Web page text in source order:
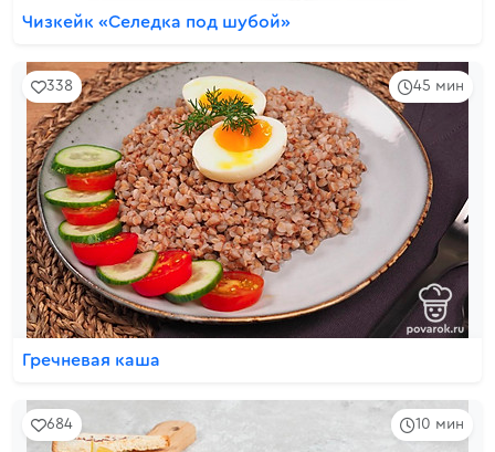
Чизкейк «Селедка под шубой»
45 мин
338
Гречневая каша
10 мин
684